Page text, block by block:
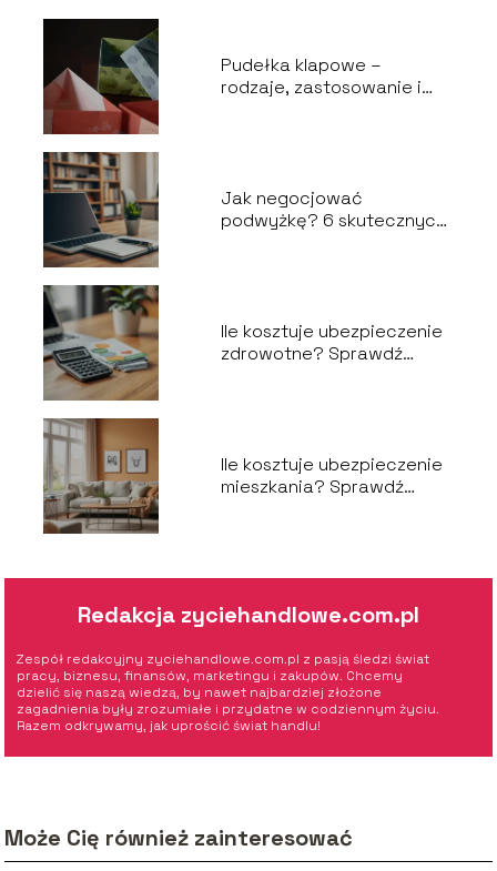
Pudełka klapowe –
rodzaje, zastosowanie i
Jak negocjować
podwyżkę? 6 skutecznych
Ile kosztuje ubezpieczenie
zdrowotne? Sprawdź
Ile kosztuje ubezpieczenie
mieszkania? Sprawdź
Redakcja zyciehandlowe.com.pl
Zespół redakcyjny zyciehandlowe.com.pl z pasją śledzi świat
pracy, biznesu, finansów, marketingu i zakupów. Chcemy
dzielić się naszą wiedzą, by nawet najbardziej złożone
zagadnienia były zrozumiałe i przydatne w codziennym życiu.
Razem odkrywamy, jak uprościć świat handlu!
Może Cię również zainteresować